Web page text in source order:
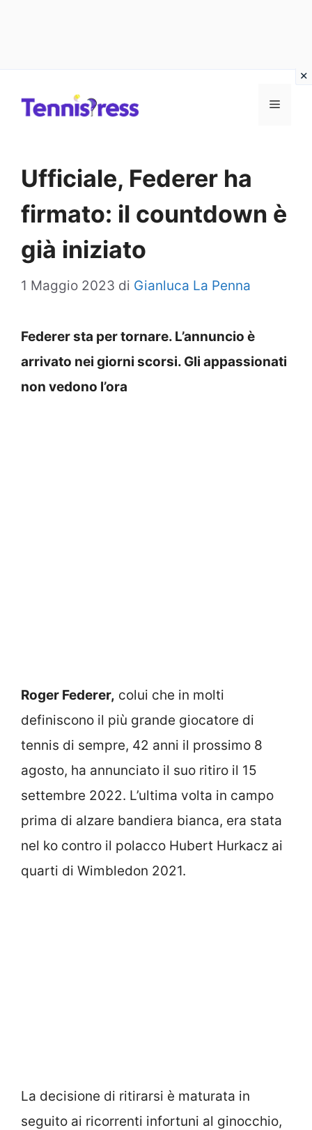
MENU
Ufficiale, Federer ha
firmato: il countdown è
già iniziato
1 Maggio 2023 di Gianluca La Penna
Federer sta per tornare. L’annuncio è
arrivato nei giorni scorsi. Gli appassionati
non vedono l’ora
Roger Federer, colui che in molti
definiscono il più grande giocatore di
tennis di sempre, 42 anni il prossimo 8
agosto, ha annunciato il suo ritiro il 15
settembre 2022. L’ultima volta in campo
prima di alzare bandiera bianca, era stata
nel ko contro il polacco Hubert Hurkacz ai
quarti di Wimbledon 2021.
La decisione di ritirarsi è maturata in
seguito ai ricorrenti infortuni al ginocchio,